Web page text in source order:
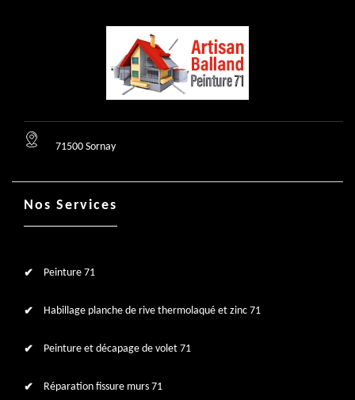
71500 Sornay
Nos Services
Peinture 71
Habillage planche de rive thermolaqué et zinc 71
Peinture et décapage de volet 71
Réparation fissure murs 71